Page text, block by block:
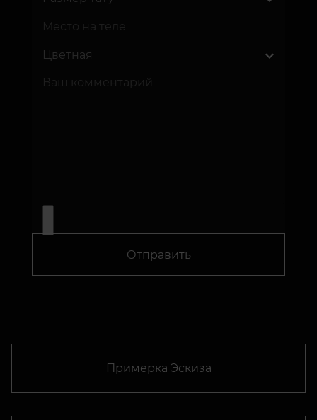
Отправить
Примерка Эскиза